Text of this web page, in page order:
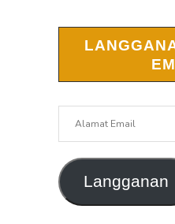
Langganan